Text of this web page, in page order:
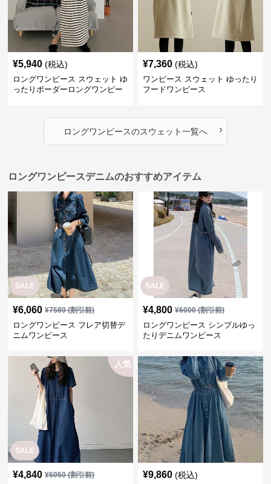
¥5,940 (税込)
ロングワンピース スウェット ゆ
ったりボーダーロングワンピー
¥7,360 (税込)
ワンピース スウェット ゆったり
フードワンピース
ロングワンピースのスウェット一覧へ ›
ロングワンピースデニムのおすすめアイテム
SALE
¥6,060 ¥7580(割引前)
ロングワンピース フレア切替デ
ニムワンピース
SALE
¥4,800 ¥6000(割引前)
ロングワンピース シンプルゆっ
たりデニムワンピース
SALE
人気
¥4,840 ¥6050(割引前) ¥9,860 (税込)